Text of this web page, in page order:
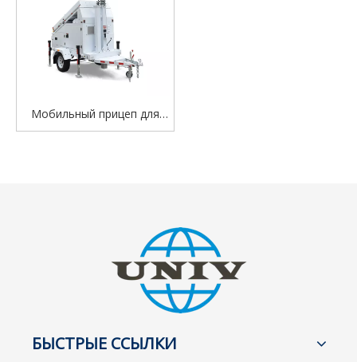
строительства и
безопасности
Мобильный прицеп для
наблюдения за солнечной
БЫСТРЫЕ ССЫЛКИ